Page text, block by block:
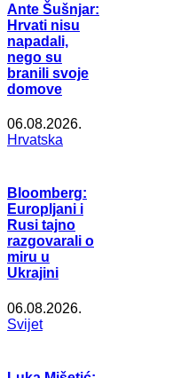
Ante Šušnjar:
Hrvati nisu
napadali,
nego su
branili svoje
domove
06.08.2026.
Hrvatska
Bloomberg:
Europljani i
Rusi tajno
razgovarali o
miru u
Ukrajini
06.08.2026.
Svijet